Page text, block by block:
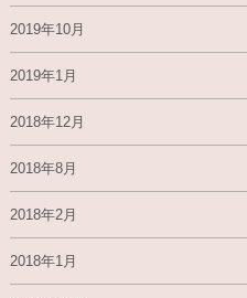
2019年10月
2019年1月
2018年12月
2018年8月
2018年2月
2018年1月